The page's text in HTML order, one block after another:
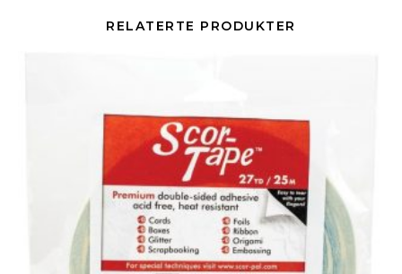
RELATERTE PRODUKTER